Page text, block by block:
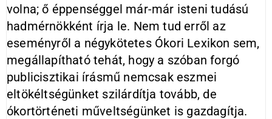
volna; ő éppenséggel már-már isteni tudású
hadmérnökként írja le. Nem tud erről az
eseményről a négykötetes Ókori Lexikon sem,
megállapítható tehát, hogy a szóban forgó
publicisztikai írásmű nemcsak eszmei
eltökéltségünket szilárdítja tovább, de
ókortörténeti műveltségünket is gazdagítja.